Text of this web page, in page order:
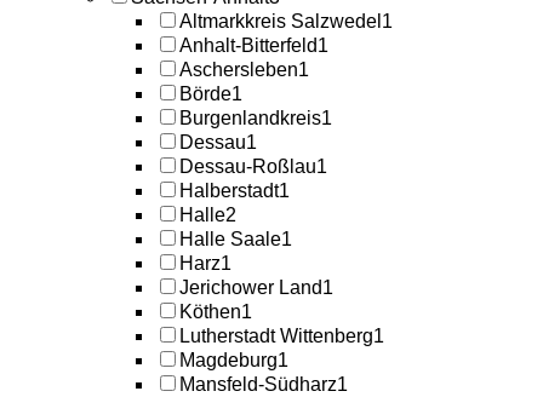
Altmarkkreis Salzwedel 1
Anhalt-Bitterfeld1
Aschersleben1
Börde1
Burgenlandkreis1
Dessau1
Dessau-Roßlau1
Halberstadt1
Halle2
Halle Saale1
Harz1
Jerichower Land1
Köthen1
Lutherstadt Wittenberg1
Magdeburg1
Mansfeld-Südharz1